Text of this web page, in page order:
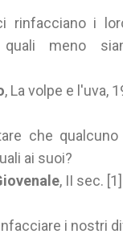
rinfacciano i
meno
, La volpe e l'uva,
che
ai suoi?
, II sec. [1]
i nostri